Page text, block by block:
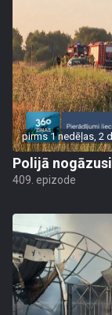
pirms 1 nedēļas, 2
Polijā
409. epizode